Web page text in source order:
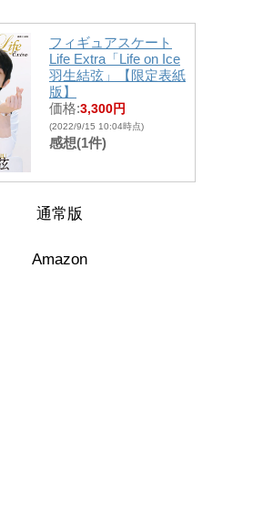
フィギュアスケート
Life Extra「Life on Ice
羽生結弦」【限定表紙
版】
価格:3,300円
(2022/9/15 10:04時点)
感想(1件)
通常版
Amazon